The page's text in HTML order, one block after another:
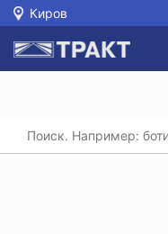
Киров
Главная / /
Утепленные жилеты